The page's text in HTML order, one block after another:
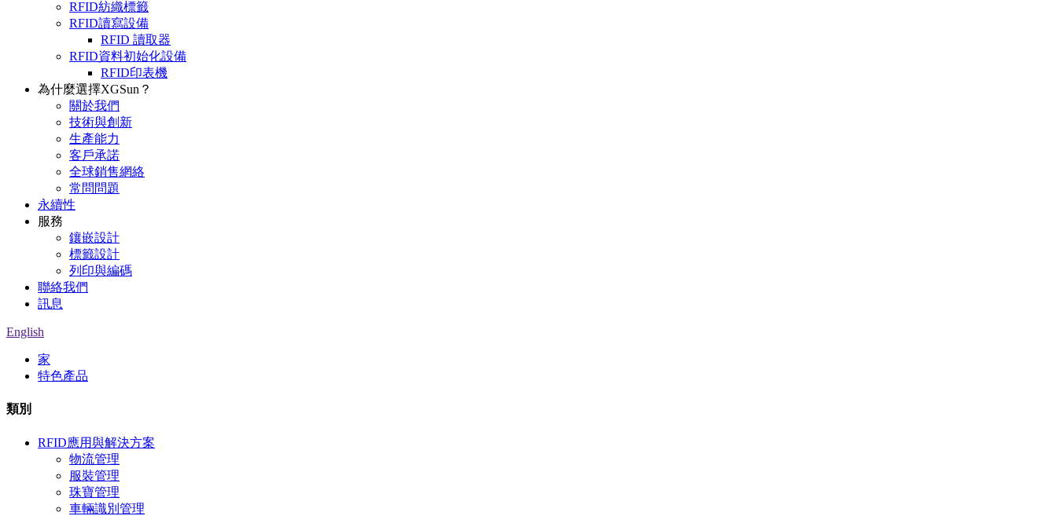
RFID紡織標籤
RFID讀寫設備
RFID 讀取器
RFID資料初始化設備
RFID印表機
為什麼選擇XGSun？
關於我們
技術與創新
生產能力
客戶承諾
全球銷售網絡
常問問題
永續性
服務
鑲嵌設計
標籤設計
列印與編碼
聯絡我們
訊息
English
家
特色產品
類別
RFID應用與解決方案
物流管理
服裝管理
珠寶管理
車輛識別管理